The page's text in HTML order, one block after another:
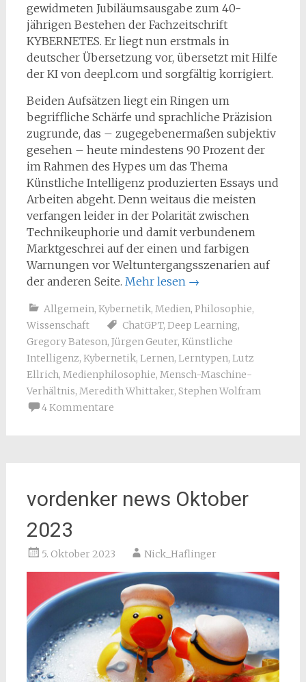
gewidmeten Jubiläumsausgabe zum 40-
jährigen Bestehen der Fachzeitschrift
KYBERNETES. Er liegt nun erstmals in
deutscher Übersetzung vor, übersetzt mit Hilfe
der KI von deepl.com und sorgfältig korrigiert.
Beiden Aufsätzen liegt ein Ringen um
begriffliche Schärfe und sprachliche Präzision
zugrunde, das – zugegebenermaßen subjektiv
gesehen – heute mindestens 90 Prozent der
im Rahmen des Hypes um das Thema
Künstliche Intelligenz produzierten Essays und
Arbeiten abgeht. Denn weitaus die meisten
verfangen leider in der Polarität zwischen
Technikeuphorie und damit verbundenem
Marktgeschrei auf der einen und farbigen
Warnungen vor Weltuntergangsszenarien auf
der anderen Seite. Mehr lesen →
Allgemein, Kybernetik, Medien, Philosophie,
Wissenschaft
ChatGPT, Deep Learning,
Gregory Bateson, Jürgen Geuter, Künstliche
Intelligenz, Kybernetik, Lernen, Lerntypen, Lutz
Ellrich, Medienphilosophie, Mensch-Maschine-
Verhältnis, Meredith Whittaker, Stephen Wolfram
4 Kommentare
vordenker news Oktober
2023
5. Oktober 2023 Nick_Haflinger